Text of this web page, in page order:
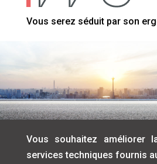
Vous serez séduit par son
Vous souhaitez améliorer
services techniques fournis